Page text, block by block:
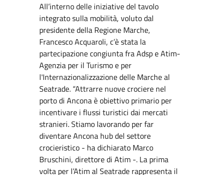
All’interno delle iniziative del tavolo
integrato sulla mobilità, voluto dal
presidente della Regione Marche,
Francesco Acquaroli, c’è stata la
partecipazione congiunta fra Adsp e Atim-
Agenzia per il Turismo e per
l'Internazionalizzazione delle Marche al
Seatrade. “Attrarre nuove crociere nel
porto di Ancona è obiettivo primario per
incentivare i flussi turistici dai mercati
stranieri. Stiamo lavorando per far
diventare Ancona hub del settore
crocieristico - ha dichiarato Marco
Bruschini, direttore di Atim -. La prima
volta per l’Atim al Seatrade rappresenta il